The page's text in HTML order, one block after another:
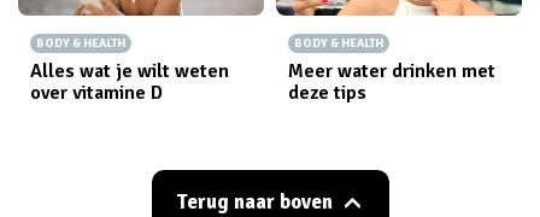
BODY & HEALTH
Alles wat je wilt weten
over vitamine D
BODY & HEALTH
Meer water drinken met
deze tips
Terug naar boven